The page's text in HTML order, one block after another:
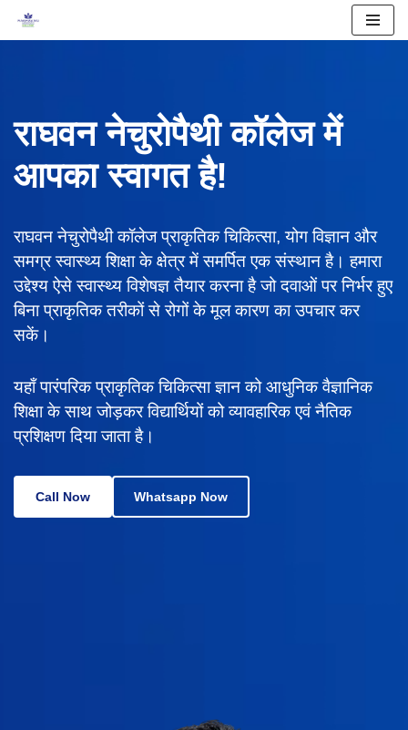
राघवन नेचुरोपैथी कॉलेज में
आपका स्वागत है!
राघवन नेचुरोपैथी कॉलेज प्राकृतिक चिकित्सा, योग विज्ञान और
समग्र स्वास्थ्य शिक्षा के क्षेत्र में समर्पित एक संस्थान है। हमारा
उद्देश्य ऐसे स्वास्थ्य विशेषज्ञ तैयार करना है जो दवाओं पर निर्भर हुए
बिना प्राकृतिक तरीकों से रोगों के मूल कारण का उपचार कर
सकें।
यहाँ पारंपरिक प्राकृतिक चिकित्सा ज्ञान को आधुनिक वैज्ञानिक
शिक्षा के साथ जोड़कर विद्यार्थियों को व्यावहारिक एवं नैतिक
प्रशिक्षण दिया जाता है।
Call Now Whatsapp Now